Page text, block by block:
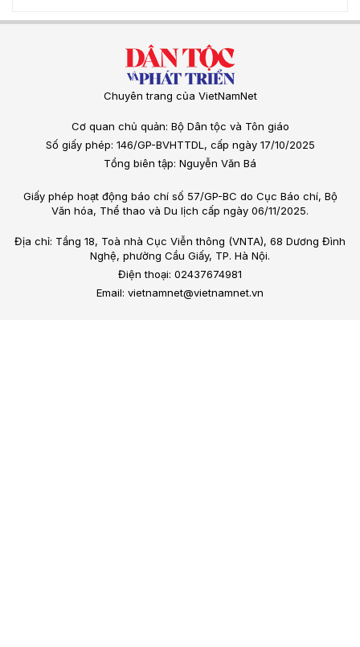
Chuyên trang của VietNamNet
Cơ quan chủ quản: Bộ Dân tộc và Tôn giáo
Số giấy phép: 146/GP-BVHTTDL, cấp ngày 17/10/2025
Tổng biên tập: Nguyễn Văn Bá
Giấy phép hoạt động báo chí số 57/GP-BC do Cục Báo chí, Bộ
Văn hóa, Thể thao và Du lịch cấp ngày 06/11/2025.
Địa chỉ: Tầng 18, Toà nhà Cục Viễn thông (VNTA), 68 Dương Đình
Nghệ, phường Cầu Giấy, TP. Hà Nội.
Điện thoại: 02437674981
Email: vietnamnet@vietnamnet.vn